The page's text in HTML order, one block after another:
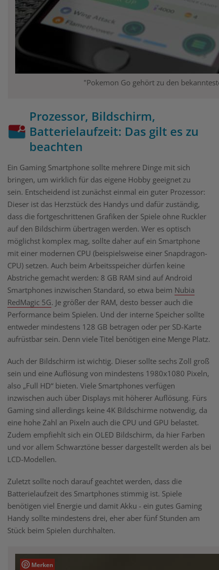
"Pokemon Go gehört zu den
Prozessor, Bildschirm,
Batterielaufzeit: Das gilt es zu
beachten
Ein Gaming Smartphone sollte mehrere Dinge mit sich
bringen, um wirklich für das eigene Hobby geeignet zu
sein. Entscheidend ist zunächst einmal ein guter Prozessor:
Dieser ist das Herzstück des Handys und dafür zuständig,
dass die fortgeschrittenen Grafiken der Spiele ohne Ruckler
auf den Bildschirm übertragen werden. Wer es optisch
möglichst komplex mag, sollte daher auf ein Smartphone
mit einer modernen CPU (beispielsweise einer Snapdragon-
CPU) setzen. Auch beim Arbeitsspeicher dürfen keine
Abstriche gemacht werden: 8 GB RAM sind auf Android
Smartphones inzwischen Standard, so etwa beim Nubia
RedMagic 5G. Je größer der RAM, desto besser auch die
Performance beim Spielen. Und der interne Speicher sollte
entweder mindestens 128 GB betragen oder per SD-Karte
aufrüstbar sein. Denn viele Titel benötigen eine Menge Platz.
Auch der Bildschirm ist wichtig. Dieser sollte sechs Zoll groß
sein und eine Auflösung von mindestens 1980x1080 Pixeln,
also „Full HD“ bieten. Viele Smartphones verfügen
inzwischen auch über Displays mit höherer Auflösung. Fürs
Gaming sind allerdings keine 4K Bildschirme notwendig, da
eine hohe Zahl an Pixeln auch die CPU und GPU belastet.
Zudem empfiehlt sich ein OLED Bildschirm, da hier Farben
und vor allem Schwarztöne besser dargestellt werden als bei
LCD-Modellen.
Zuletzt sollte noch darauf geachtet werden, dass die
Batterielaufzeit des Smartphones stimmig ist. Spiele
benötigen viel Energie und damit Akku - ein gutes Gaming
Handy sollte mindestens drei, eher aber fünf Stunden am
Stück beim Spielen durchhalten.
Merken